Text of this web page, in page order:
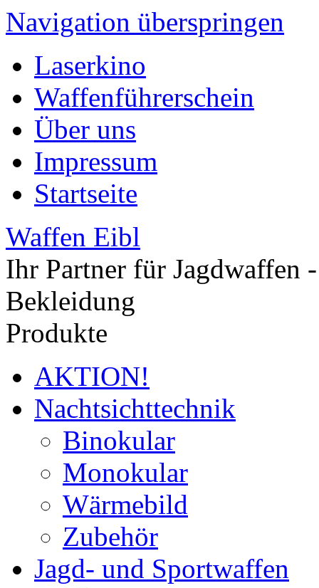
Navigation überspringen
Laserkino
Waffenführerschein
Über uns
Impressum
Startseite
Waffen Eibl
Ihr Partner für Jagdwaffen
Bekleidung
Produkte
AKTION!
Nachtsichttechnik
Binokular
Monokular
Wärmebild
Zubehör
Jagd- und Sportwaffen